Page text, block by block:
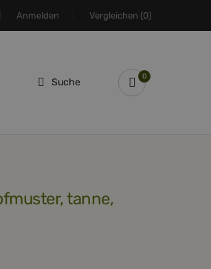
Anmelden Vergleichen (0)
Suche 0